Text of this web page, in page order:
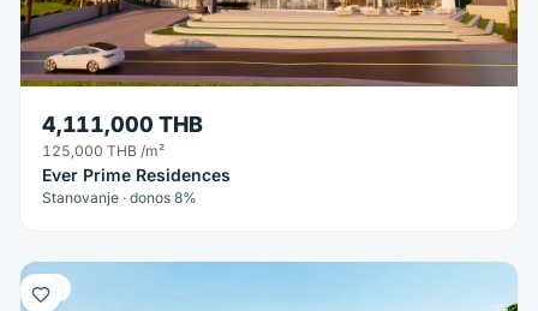
4,111,000 THB
125,000 THB /m²
Ever Prime Residences
Stanovanje · donos 8%
Vila